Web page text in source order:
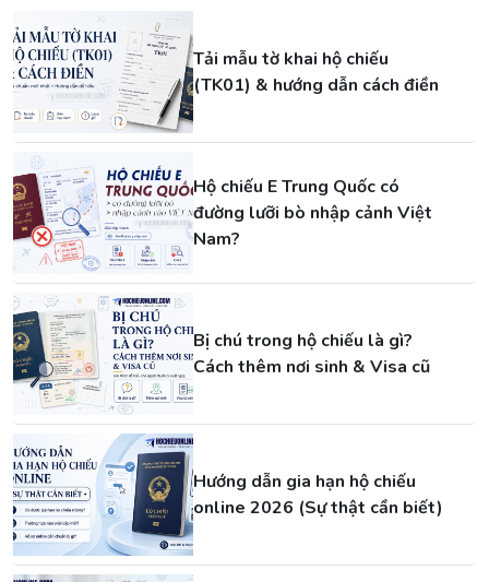
Tải mẫu tờ khai hộ chiếu
(TK01) & hướng dẫn cách điền
Hộ chiếu E Trung Quốc có
đường lưỡi bò nhập cảnh Việt
Nam?
Bị chú trong hộ chiếu là gì?
Cách thêm nơi sinh & Visa cũ
Hướng dẫn gia hạn hộ chiếu
online 2026 (Sự thật cần biết)